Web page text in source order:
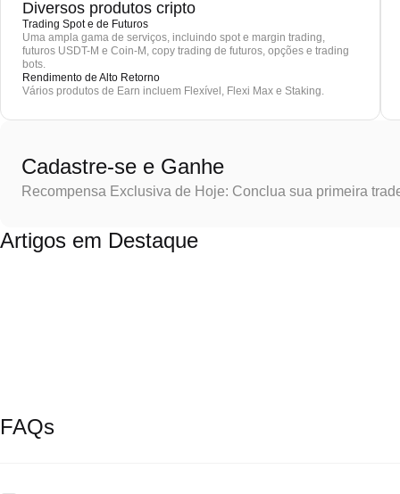
Diversos produtos cripto
Trading Spot e de Futuros
Uma ampla gama de serviços, incluindo spot e margin trading,
futuros USDT-M e Coin-M, copy trading de futuros, opções e trading
bots.
Rendimento de Alto Retorno
Vários produtos de Earn incluem Flexível, Flexi Max e Staking.
Cadastre-se e Ganhe
Recompensa Exclusiva de Hoje: Conclua sua primeira
Artigos em Destaque
FAQs